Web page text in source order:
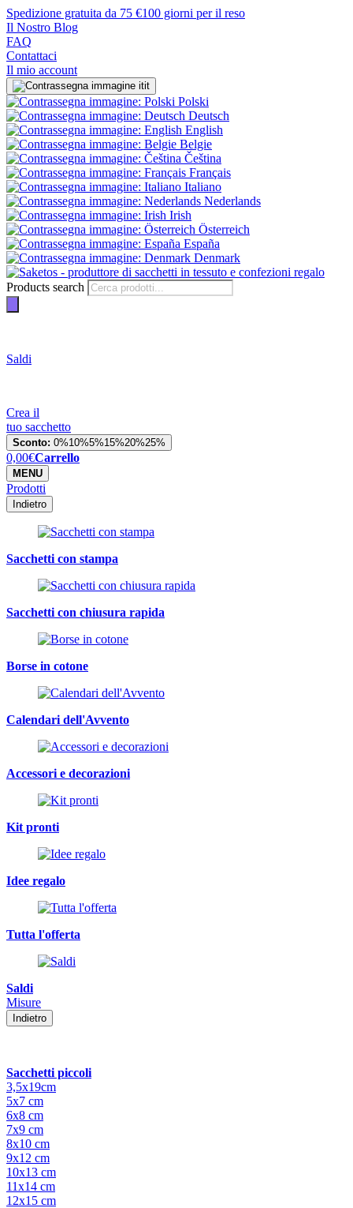
Spedizione gratuita da 75 €100 giorni per il reso
Il Nostro Blog
FAQ
Contattaci
Il mio account
it
Polski
Deutsch
English
Belgie
Čeština
Français
Italiano
Nederlands
Irish
Österreich
España
Denmark
Products search
Saldi
Crea il
tuo sacchetto
Sconto: 0%10%5%15%20%25%
0,00€Carrello
MENU
Prodotti
Indietro
Sacchetti con stampa
Sacchetti con chiusura rapida
Borse in cotone
Calendari dell'Avvento
Accessori e decorazioni
Kit pronti
Idee regalo
Tutta l'offerta
Saldi
Misure
Indietro
Sacchetti piccoli
3,5x19cm
5x7 cm
6x8 cm
7x9 cm
8x10 cm
9x12 cm
10x13 cm
11x14 cm
12x15 cm